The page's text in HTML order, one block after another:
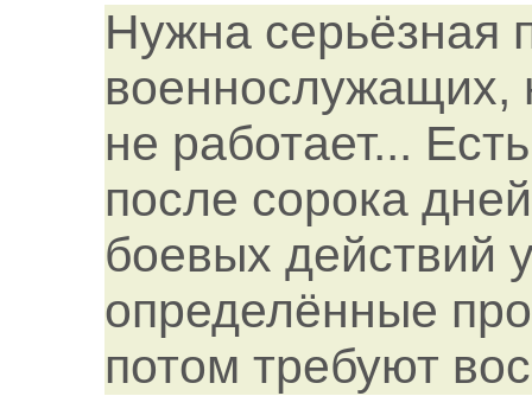
Нужна серьёзная
военнослужащих,
не работает...
после сорока
боевых действий
определённые
потом требуют